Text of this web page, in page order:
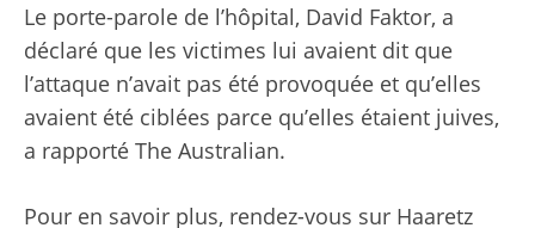
Le porte-parole de l’hôpital, David Faktor, a
déclaré que les victimes lui avaient dit que
l’attaque n’avait pas été provoquée et qu’elles
avaient été ciblées parce qu’elles étaient juives,
a rapporté The Australian.
Pour en savoir plus, rendez-vous sur Haaretz